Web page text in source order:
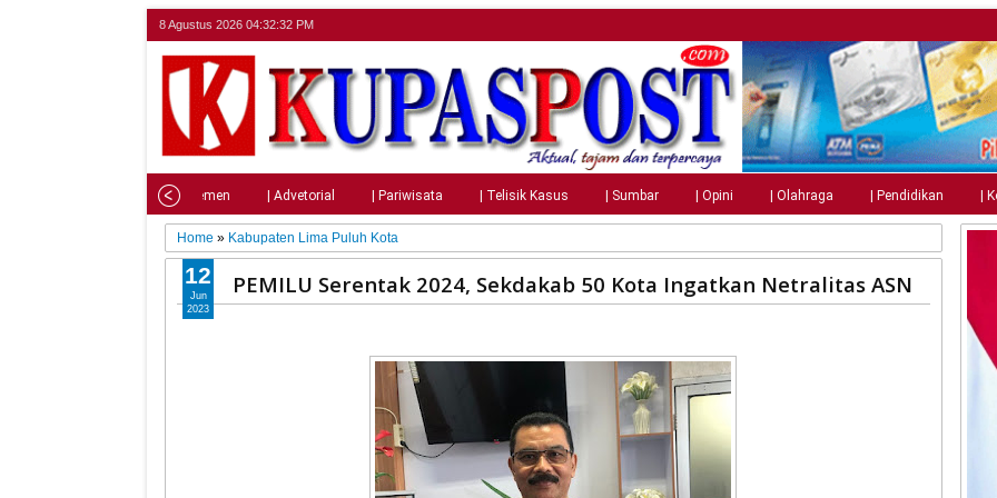
8 Agustus 2026 04:32:33 PM
| Parlemen | Advetorial | Pariwisata | Telisik Kasus | Sumbar | Opini | Olahraga | Pendidikan |
Home » Kabupaten Lima Puluh Kota
PEMILU Serentak 2024, Sekdakab 50 Kota Ingatkan Netralitas ASN
12
Jun
2023